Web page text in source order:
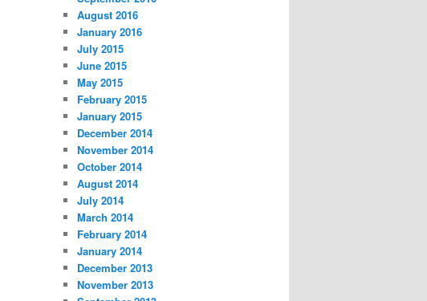
August 2016
January 2016
July 2015
June 2015
May 2015
February 2015
January 2015
December 2014
November 2014
October 2014
August 2014
July 2014
March 2014
February 2014
January 2014
December 2013
November 2013